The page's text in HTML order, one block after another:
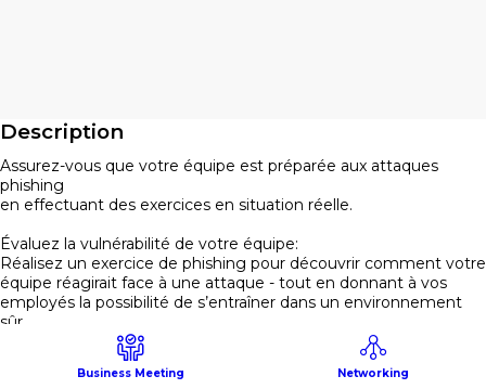
Description
Assurez-vous que votre équipe est préparée aux attaques
phishing
en effectuant des exercices en situation réelle.
Évaluez la vulnérabilité de votre équipe:
Réalisez un exercice de phishing pour découvrir comment votre
équipe réagirait face à une attaque - tout en donnant à vos
employés la possibilité de s’entraîner dans un environnement
sûr.
Simulez n’importe quelle attaque :
Le phishing a évolué au cours des dernières années, passant
Business Meeting Networking